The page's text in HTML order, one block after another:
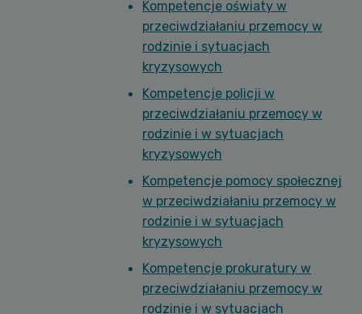
Kompetencje oświaty w
przeciwdziałaniu przemocy w
rodzinie i sytuacjach
kryzysowych
Kompetencje policji w
przeciwdziałaniu przemocy w
rodzinie i w sytuacjach
kryzysowych
Kompetencje pomocy społecznej
w przeciwdziałaniu przemocy w
rodzinie i w sytuacjach
kryzysowych
Kompetencje prokuratury w
przeciwdziałaniu przemocy w
rodzinie i w sytuacjach